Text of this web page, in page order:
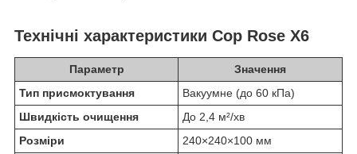
Технічні характеристики Cop Rose X6
Параметр
Значення
Тип присмоктування
Вакуумне (до 60 кПа)
Швидкість очищення
До 2,4 м²/хв
Розміри
240×240×100 мм